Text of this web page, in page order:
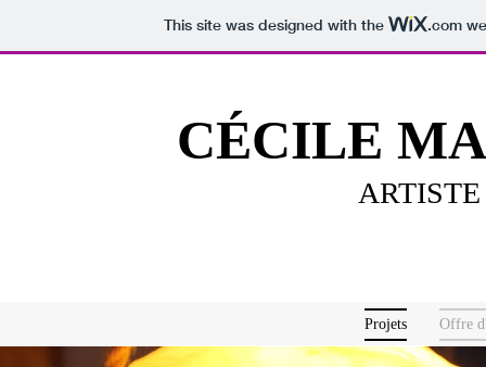
This site was designed with the .com
CÉCILE
Projets Offre